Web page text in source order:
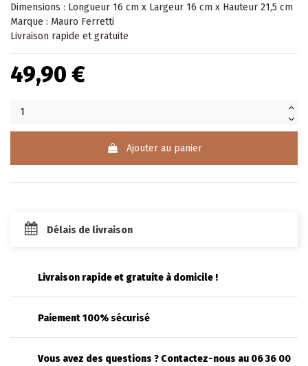
Dimensions : Longueur 16 cm x Largeur 16 cm x Hauteur 21,5 cm
Marque : Mauro Ferretti
Livraison rapide et gratuite
49,90 €
Ajouter au panier
Délais de livraison
Livraison rapide et gratuite à domicile !
Paiement 100% sécurisé
Vous avez des questions ? Contactez-nous au 06 36 00